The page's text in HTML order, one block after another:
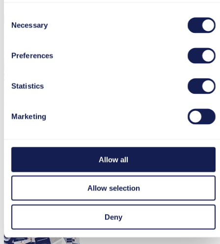
Selection
Necessary
Preferences
Statistics
Marketing
Allow all
Allow selection
Deny
Artikel
Open Educational Resources
Open Educational Resources (OER) sind frei nutz- und anpassbare
Lernmaterialien wie Videos, Texte, Übungen oder ganze Kurse.
Open Educational Resources